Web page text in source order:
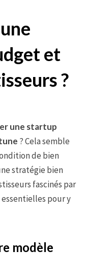
et
?
une startup
? Cela semble
de bien
stratégie bien
fascinés par
pour y
modèle